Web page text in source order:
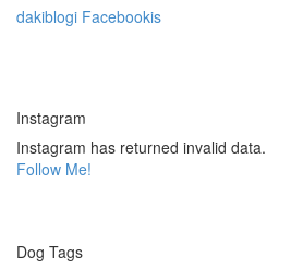
dakiblogi Facebookis
Instagram
Instagram has returned invalid data.
Follow Me!
Dog Tags